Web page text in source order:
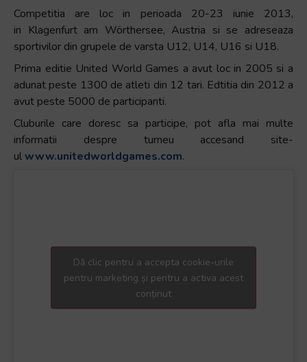
activates
the
screen
reader
help
you
Competitia are loc in perioada 20-23 iunie 2013,
in Klagenfurt am Wörthersee, Austria si se adreseaza
sportivilor din grupele de varsta U12, U14, U16 si U18.
Prima editie United World Games a avut loc in 2005 si a
adunat peste 1300 de atleti din 12 tari. Edtitia din 2012 a
avut peste 5000 de participanti.
Cluburile care doresc sa participe, pot afla mai multe
informatii despre turneu accesand site-
ul www.unitedworldgames.com.
Dă clic pentru a accepta cookie-urile
pentru marketing și pentru a activa acest
conținut